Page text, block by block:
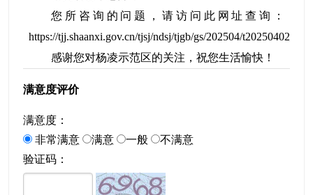
您所咨询的问题，请访问此网址查询：
https://tjj.shaanxi.gov.cn/tjsj/ndsj/tjgb/gs/202504/
感谢您对杨凌示范区的关注，祝您生活愉快！
满意度评价
满意度：
非常满意
满意 一般
不满意
验证码：